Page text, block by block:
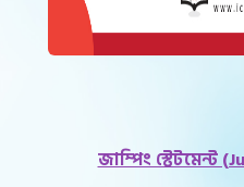
জাম্পিং স্টেটমেন্ট